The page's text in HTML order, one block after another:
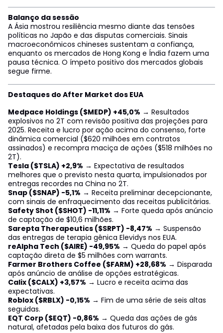
Balanço da sessão
A Ásia mostrou resiliência mesmo diante das tensões
políticas no Japão e das disputas comerciais. Sinais
macroeconômicos chineses sustentam a confiança,
enquanto os mercados de Hong Kong e Índia fazem uma
pausa técnica. O ímpeto positivo dos mercados globais
segue firme.
Destaques do After Market dos EUA
Medpace Holdings ($MEDP) +45,0% → Resultados
explosivos no 2T com revisão positiva das projeções para
2025. Receita e lucro por ação acima do consenso, forte
dinâmica comercial ($620 milhões em contratos
assinados) e recompra maciça de ações ($518 milhões no
2T).
Tesla ($TSLA) +2,9% → Expectativa de resultados
melhores que o previsto nesta quarta, impulsionados por
entregas recordes na China no 2T.
Snap ($SNAP) -5,1% → Receita preliminar decepcionante,
com sinais de enfraquecimento das receitas publicitárias.
Safety Shot ($SHOT) -11,11% → Forte queda após anúncio
de captação de $10,6 milhões.
Sarepta Therapeutics ($SRPT) -8,47% → Suspensão
das entregas de terapia gênica Elevidys nos EUA.
reAlpha Tech ($AIRE) -49,95% → Queda do papel após
captação direta de $5 milhões com warrants.
Farmer Brothers Coffee ($FARM) +28,68% → Disparada
após anúncio de análise de opções estratégicas.
Calix ($CALX) +3,57% → Lucro e receita acima das
expectativas.
Roblox ($RBLX) -0,15% → Fim de uma série de seis altas
seguidas.
EQT Corp ($EQT) -0,86% → Queda das ações de gás
natural, afetadas pela baixa dos futuros do gás.